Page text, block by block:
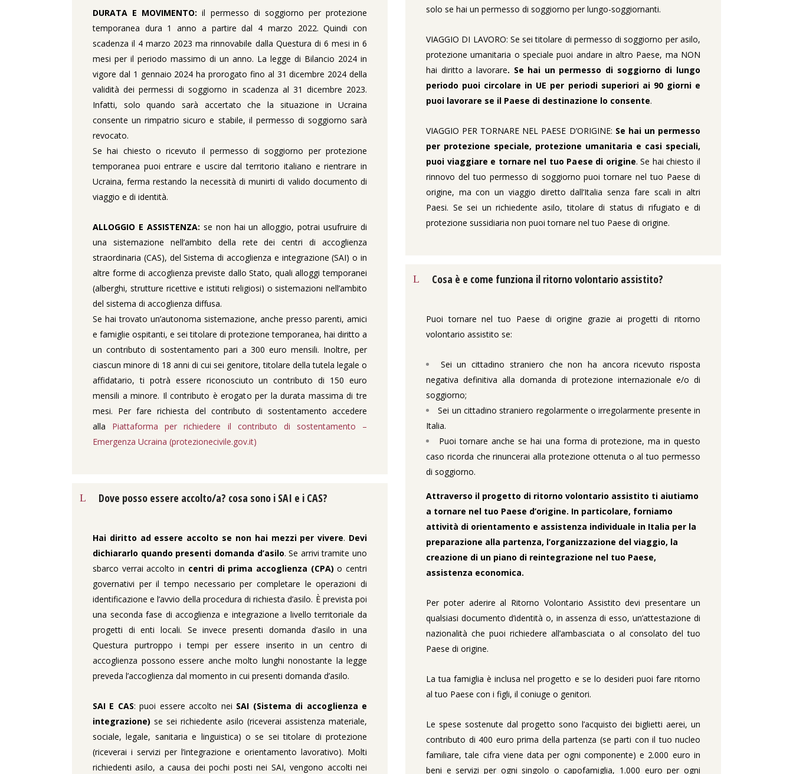
DURATA E MOVIMENTO: il permesso di soggiorno per protezione
temporanea dura 1 anno a partire dal 4 marzo 2022. Quindi con
scadenza il 4 marzo 2023 ma rinnovabile dalla Questura di 6 mesi in 6
mesi per il periodo massimo di un anno. La legge di Bilancio 2024 in
vigore dal 1 gennaio 2024 ha prorogato fino al 31 dicembre 2024 della
validità dei permessi di soggiorno in scadenza al 31 dicembre 2023.
Infatti, solo quando sarà accertato che la situazione in Ucraina
consente un rimpatrio sicuro e stabile, il permesso di soggiorno sarà
revocato.
Se hai chiesto o ricevuto il permesso di soggiorno per protezione
temporanea puoi entrare e uscire dal territorio italiano e rientrare in
Ucraina, ferma restando la necessità di munirti di valido documento di
viaggio e di identità.
ALLOGGIO E ASSISTENZA: se non hai un alloggio, potrai usufruire di
una sistemazione nell’ambito della rete dei centri di accoglienza
straordinaria (CAS), del Sistema di accoglienza e integrazione (SAI) o in
altre forme di accoglienza previste dallo Stato, quali alloggi temporanei
(alberghi, strutture ricettive e istituti religiosi) o sistemazioni nell’ambito
del sistema di accoglienza diffusa.
Se hai trovato un’autonoma sistemazione, anche presso parenti, amici
e famiglie ospitanti, e sei titolare di protezione temporanea, hai diritto a
un contributo di sostentamento pari a 300 euro mensili. Inoltre, per
ciascun minore di 18 anni di cui sei genitore, titolare della tutela legale o
affidatario, ti potrà essere riconosciuto un contributo di 150 euro
mensili a minore. Il contributo è erogato per la durata massima di tre
mesi. Per fare richiesta del contributo di sostentamento accedere
alla Piattaforma per richiedere il contributo di sostentamento –
Emergenza Ucraina (protezionecivile.gov.it)
Dove posso essere accolto/a? cosa sono i SAI e i CAS?
Hai diritto ad essere accolto se non hai mezzi per vivere. Devi
dichiararlo quando presenti domanda d’asilo. Se arrivi tramite uno
sbarco verrai accolto in centri di prima accoglienza (CPA) o centri
governativi per il tempo necessario per completare le operazioni di
identificazione e l’avvio della procedura di richiesta d’asilo. È prevista poi
una seconda fase di accoglienza e integrazione a livello territoriale da
progetti di enti locali. Se invece presenti domanda d’asilo in una
Questura purtroppo i tempi per essere inserito in un centro di
accoglienza possono essere anche molto lunghi nonostante la legge
preveda l’accoglienza dal momento in cui presenti domanda d’asilo.
SAI E CAS: puoi essere accolto nei SAI (Sistema di accoglienza e
integrazione) se sei richiedente asilo (riceverai assistenza materiale,
sociale, legale, sanitaria e linguistica) o se sei titolare di protezione
(riceverai i servizi per l’integrazione e orientamento lavorativo). Molti
richiedenti asilo, a causa dei pochi posti nei SAI, vengono accolti nei
solo se hai un permesso di soggiorno per lungo-soggiornanti.
VIAGGIO DI LAVORO: Se sei titolare di permesso di soggiorno per asilo,
protezione umanitaria o speciale puoi andare in altro Paese, ma NON
hai diritto a lavorare. Se hai un permesso di soggiorno di lungo
periodo puoi circolare in UE per periodi superiori ai 90 giorni e
puoi lavorare se il Paese di destinazione lo consente.
VIAGGIO PER TORNARE NEL PAESE D’ORIGINE: Se hai un permesso
per protezione speciale, protezione umanitaria e casi speciali,
puoi viaggiare e tornare nel tuo Paese di origine. Se hai chiesto il
rinnovo del tuo permesso di soggiorno puoi tornare nel tuo Paese di
origine, ma con un viaggio diretto dall’Italia senza fare scali in altri
Paesi. Se sei un richiedente asilo, titolare di status di rifugiato e di
protezione sussidiaria non puoi tornare nel tuo Paese di origine.
Cosa è e come funziona il ritorno volontario assistito?
Puoi tornare nel tuo Paese di origine grazie ai progetti di ritorno
volontario assistito se:
Sei un cittadino straniero che non ha ancora ricevuto risposta
negativa definitiva alla domanda di protezione internazionale e/o di
soggiorno;
Sei un cittadino straniero regolarmente o irregolarmente presente in
Italia.
Puoi tornare anche se hai una forma di protezione, ma in questo
caso ricorda che rinuncerai alla protezione ottenuta o al tuo permesso
di soggiorno.
Attraverso il progetto di ritorno volontario assistito ti aiutiamo
a tornare nel tuo Paese d’origine. In particolare, forniamo
attività di orientamento e assistenza individuale in Italia per la
preparazione alla partenza, l’organizzazione del viaggio, la
creazione di un piano di reintegrazione nel tuo Paese,
assistenza economica.
Per poter aderire al Ritorno Volontario Assistito devi presentare un
qualsiasi documento d’identità o, in assenza di esso, un’attestazione di
nazionalità che puoi richiedere all’ambasciata o al consolato del tuo
Paese di origine.
La tua famiglia è inclusa nel progetto e se lo desideri puoi fare ritorno
al tuo Paese con i figli, il coniuge o genitori.
Le spese sostenute dal progetto sono l’acquisto dei biglietti aerei, un
contributo di 400 euro prima della partenza (se parti con il tuo nucleo
familiare, tale cifra viene data per ogni componente) e 2.000 euro in
beni e servizi per ogni singolo o capofamiglia, 1.000 euro per ogni